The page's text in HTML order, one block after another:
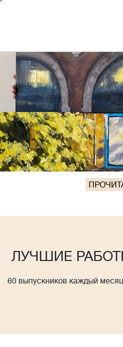
ЛУЧШИЕ
60 выпускников каждый месяц